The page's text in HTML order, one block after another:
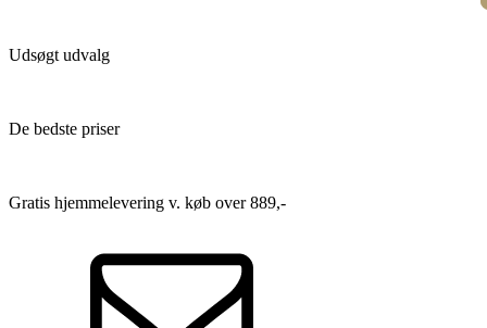
Udsøgt udvalg
De bedste priser
Gratis hjemmelevering v. køb over 889,-